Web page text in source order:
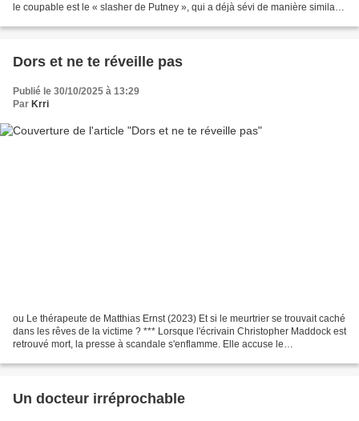
le coupable est le « slasher de Putney », qui a déjà sévi de manière similaire
Dors et ne te réveille pas
Publié le 30/10/2025 à 13:29
Par Krri
ou Le thérapeute de Matthias Ernst (2023) Et si le meurtrier se trouvait caché
dans les rêves de la victime ? *** Lorsque l'écrivain Christopher Maddock est
retrouvé mort, la presse à scandale s'enflamme. Elle accuse le
Un docteur irréprochable